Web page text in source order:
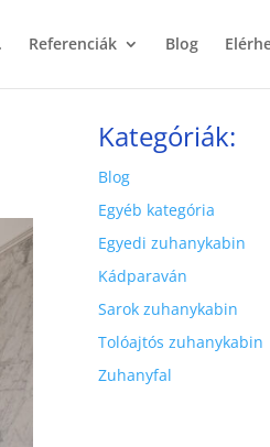
Referenciák Blog
Kategóriák:
Blog
Egyéb kategória
Egyedi zuhanykabin
Kádparaván
Sarok zuhanykabin
Tolóajtós zuhanykabin
Zuhanyfal